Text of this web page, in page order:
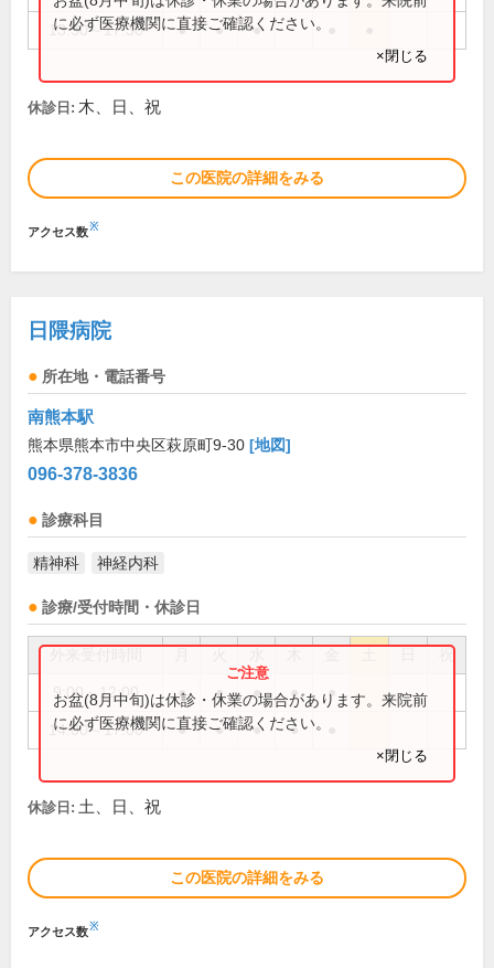
13:30～17:30 ● ● ●
に必ず医療機関に直接ご確認ください。
×閉じる
休診日: 木、日、祝
この医院の詳細をみる
アクセス数※
日隈病院
所在地・電話番号
南熊本駅
熊本県熊本市中央区萩原町9-30 [地図]
096-378-3836
診療科目
精神科 神経内科
診療/受付時間・休診日
祝
9:00～12:00 ● ● ● ● ●
14:00～17:00 ● ● ● ●
お盆(8月中旬)は休診・休業の場合があります。来院前
に必ず医療機関に直接ご確認ください。
×閉じる
休診日: 土、日、祝
この医院の詳細をみる
アクセス数※